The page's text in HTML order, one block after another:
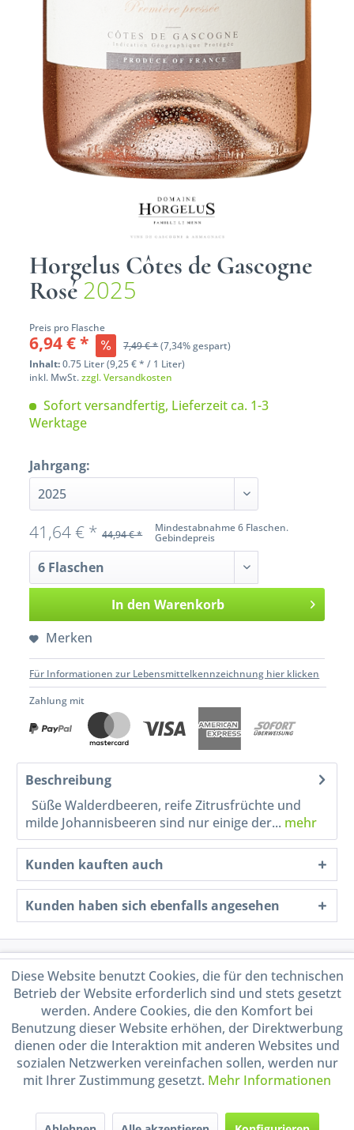
Horgelus Côtes de Gascogne
Rosé2025
Preis pro Flasche
6,94 € * 7,49 € *(7,34% gespart)
Inhalt:0.75 Liter (9,25 € * / 1 Liter)
inkl. MwSt.zzgl. Versandkosten
Sofort versandfertig, Lieferzeit ca. 1-3
Werktage
Jahrgang:
Mindestabnahme 6 Flaschen.
Gebindepreis
41,64 € * 44,94 € *
In den Warenkorb
Merken
Für Informationen zur Lebensmittelkennzeichnung hier klicken
Zahlung mit
Beschreibung
Süße Walderdbeeren, reife Zitrusfrüchte und
milde Johannisbeeren sind nur einige der... mehr
Kunden kauften auch
Kunden haben sich ebenfalls angesehen
Service Hotline
Shop Service
Informationen
Handel mit BIO-Weinen
durch DE-ÖKO-009
Diese Website benutzt Cookies, die für den technischen
Betrieb der Website erforderlich sind und stets gesetzt
werden. Andere Cookies, die den Komfort bei
Benutzung dieser Website erhöhen, der Direktwerbung
dienen oder die Interaktion mit anderen Websites und
sozialen Netzwerken vereinfachen sollen, werden nur
mit Ihrer Zustimmung gesetzt. Mehr Informationen